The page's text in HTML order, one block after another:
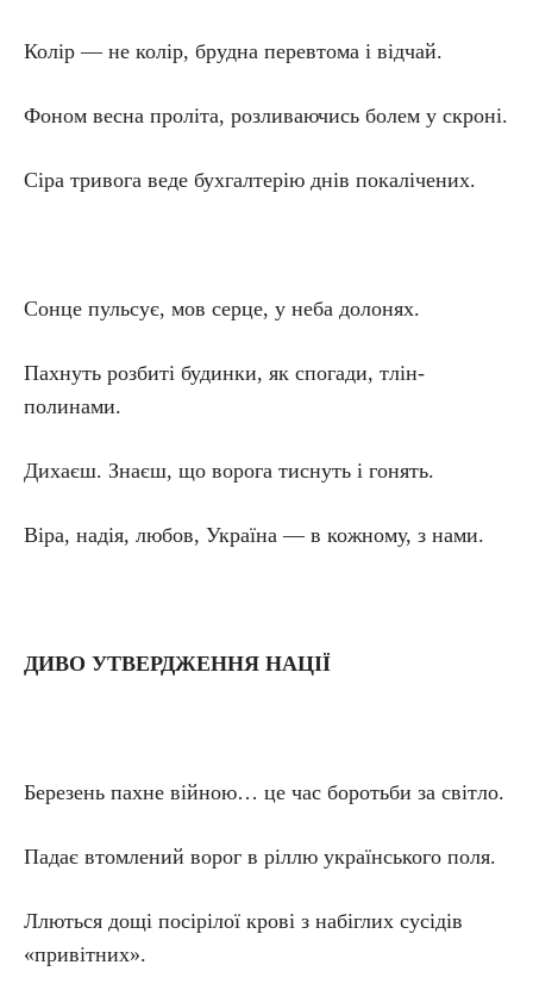
Колір — не колір, брудна перевтома і відчай.
Фоном весна проліта, розливаючись болем у скроні.
Сіра тривога веде бухгалтерію днів покалічених.
Сонце пульсує, мов серце, у неба долонях.
Пахнуть розбиті будинки, як спогади, тлін-
полинами.
Дихаєш. Знаєш, що ворога тиснуть і гонять.
Віра, надія, любов, Україна — в кожному, з нами.
ДИВО УТВЕРДЖЕННЯ НАЦІЇ
Березень пахне війною… це час боротьби за світло.
Падає втомлений ворог в ріллю українського поля.
Ллються дощі посірілої крові з набіглих сусідів
«привітних».